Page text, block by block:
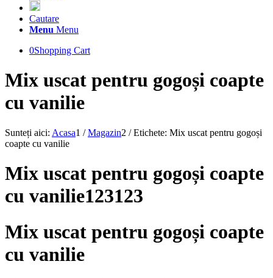
Cautare
Menu Menu
0Shopping Cart
Mix uscat pentru gogoși coapte
cu vanilie
Sunteți aici: Acasa1 / Magazin2 / Etichete: Mix uscat pentru gogoși
coapte cu vanilie
Mix uscat pentru gogoși coapte
cu vanilie123123
Mix uscat pentru gogoși coapte
cu vanilie